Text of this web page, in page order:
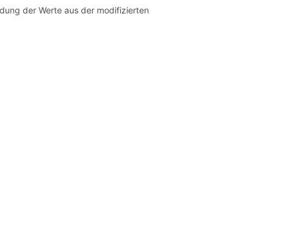
der Werte aus der modifizierten